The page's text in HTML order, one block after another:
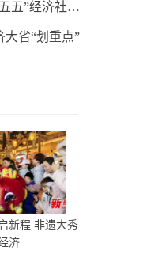
时政新闻眼丨经济大省如何抓好“十五五”经济社会发展？习近平提出明确要求
省“划重点”
新程 非遗大秀
济